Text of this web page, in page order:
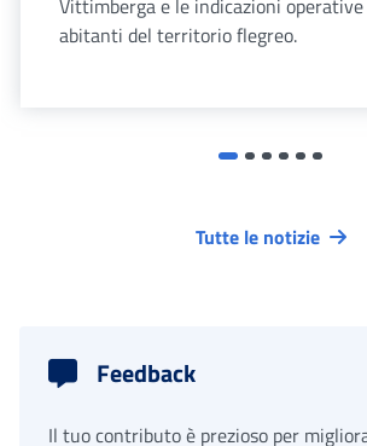
Vittimberga e le indicazioni
abitanti del territorio flegreo.
Tutte le notizie
Feedback
Il tuo contributo è prezioso per